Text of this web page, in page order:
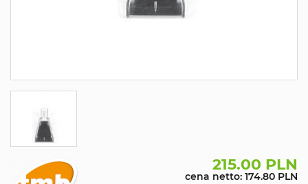
215.00 PLN
cena netto: 174.80 PLN